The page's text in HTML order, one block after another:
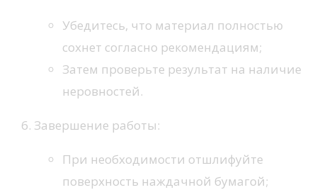
Убедитесь, что материал полностью
сохнет согласно рекомендациям;
Затем проверьте результат на наличие
неровностей.
Завершение работы:
При необходимости отшлифуйте
поверхность наждачной бумагой;